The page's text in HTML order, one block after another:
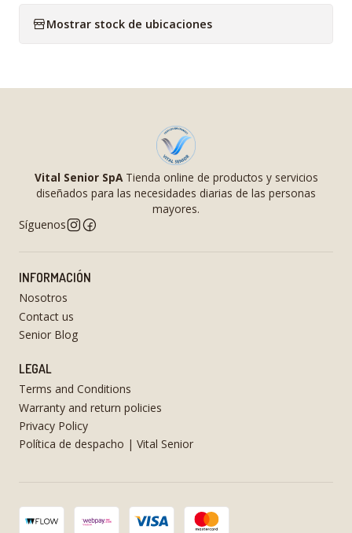
Mostrar stock de ubicaciones
Vital Senior SpATienda online de productos y servicios
diseñados para las necesidades diarias de las personas
mayores.
Síguenos
INFORMACIÓN
Nosotros
Contact us
Senior Blog
LEGAL
Terms and Conditions
Warranty and return policies
Privacy Policy
Política de despacho | Vital Senior